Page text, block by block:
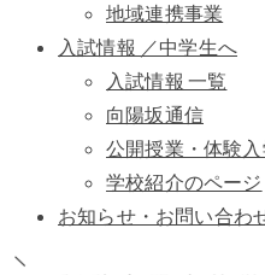
地域連携事業
入試情報 ／中学生へ
入試情報 一覧
向陽坂通信
公開授業・体験
学校紹介のページ
お知らせ・お問い合わ